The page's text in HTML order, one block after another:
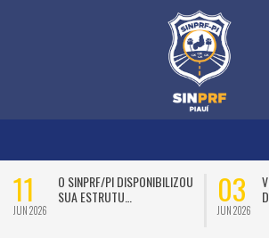
11
JUN 2026
O SINPRF/PI DISPONIBILIZOU
SUA ESTRUTU…
03
JUN 2026